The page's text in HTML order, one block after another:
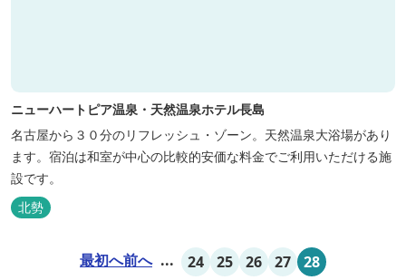
ニューハートピア温泉・天然温泉ホテル長島
名古屋から３０分のリフレッシュ・ゾーン。天然温泉大浴場があり
ます。宿泊は和室が中心の比較的安価な料金でご利用いただける施
設です。
北勢
最初へ前へ ... 24 25 26 27 28